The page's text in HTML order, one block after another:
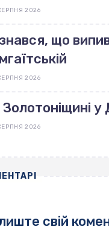
2026
що
2026
2026
свій